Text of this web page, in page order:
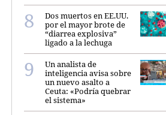
Dos muertos en EE.UU.
por el mayor brote de
“diarrea explosiva”
ligado a la lechuga
Un analista de
inteligencia avisa sobre
un nuevo asalto a
Ceuta: «Podría quebrar
el sistema»